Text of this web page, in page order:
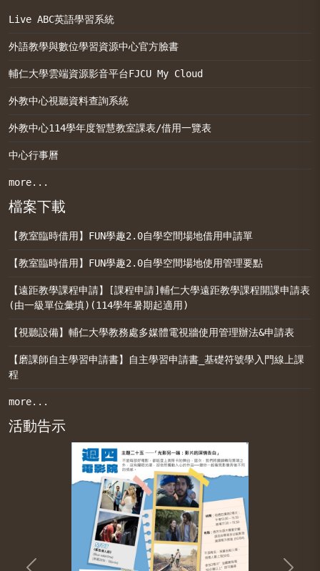
Live ABC英語學習系統
外語教學與數位學習資源中心官方臉書
輔仁大學雲端資源影音平台FJCU My Cloud
外教中心視聽資料查詢系統
外教中心114學年度智慧教室課表/借用一覽表
中心行事曆
more...
檔案下載
【教室臨時借用】FUN學趣2.0自學空間場地借用申請單
【教室臨時借用】FUN學趣2.0自學空間場地使用管理要點
【遠距教學課程申請】[課程申請]輔仁大學遠距教學課程開課申請表
(由一級單位彙填)(114學年暑期起適用)
【視聽設備】輔仁大學教務處多媒體電視牆使用管理辦法&申請表
【磨課師自主學習申請書】自主學習申請書_基礎符號學入門線上課
程
more...
活動告示